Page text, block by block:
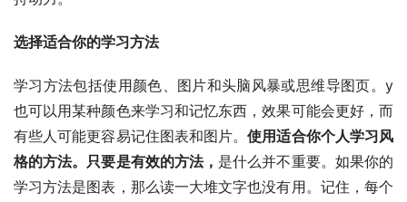
选择适合你的学习方法
学习方法包括使用颜色、图片和头脑风暴或思维导图页。y
也可以用某种颜色来学习和记忆东西，效果可能会更好，而
有些人可能更容易记住图表和图片。使用适合你个人学习风
格的方法。只要是有效的方法， 是什么并不重要。如果你的
学习方法是图表，那么读一大堆文字也没有用。记住，每个